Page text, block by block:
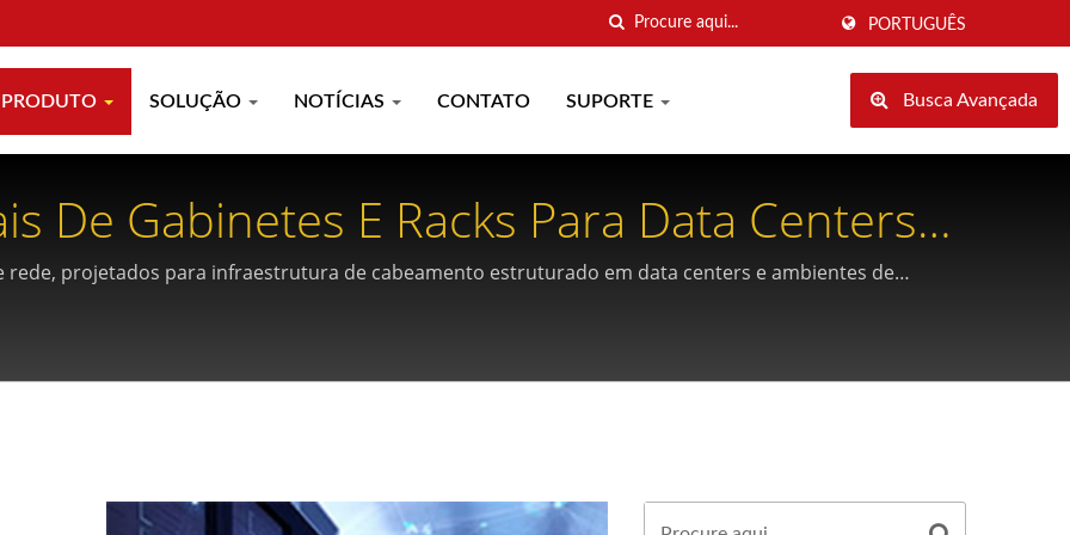
PORTUGUÊS
PRODUTO SOLUÇÃO NOTÍCIAS CONTATO SUPORTE Busca Avançada
De Gabinetes E Racks Para Data Centers
rede, projetados para infraestrutura de cabeamento estruturado em data centers e ambientes de